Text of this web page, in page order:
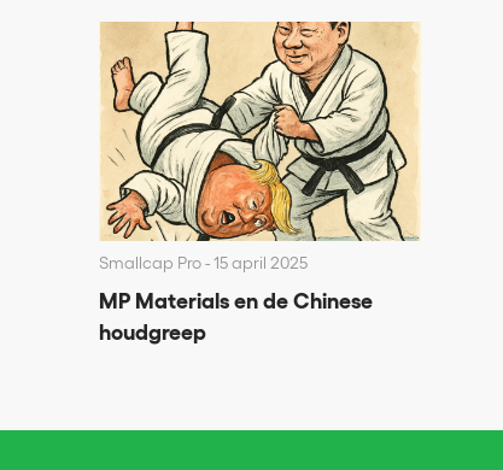
Smallcap Pro 15 april 2025
MP Materials en de Chinese
houdgreep